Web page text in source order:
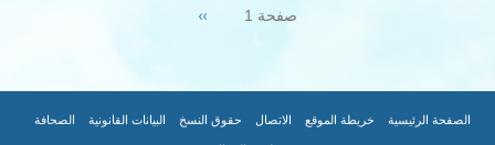
الموقع| الاتصال| حقوق النسخ| البيانات القانونية|الصحافة |